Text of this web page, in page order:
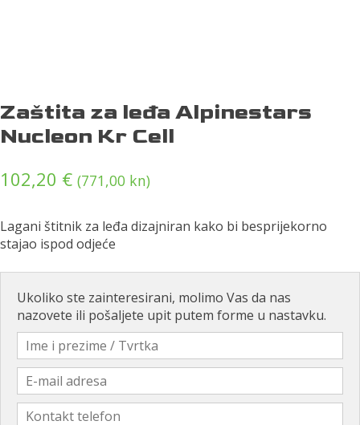
Zaštita za leđa Alpinestars
Nucleon Kr Cell
102,20 € (771,00 kn)
Lagani štitnik za leđa dizajniran kako bi besprijekorno
stajao ispod odjeće
Ukoliko ste zainteresirani, molimo Vas da nas
nazovete ili pošaljete upit putem forme u nastavku.